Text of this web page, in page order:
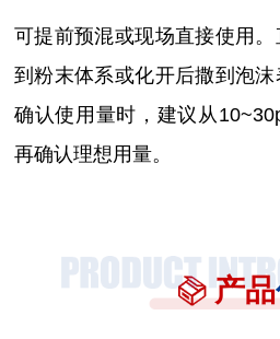
可提前预混或现场直接使用
到粉末体系或化开后撒到泡
确认使用量时，建议从
再确认理想用量。
产品